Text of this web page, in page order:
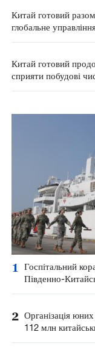
Китай готовий
глобальне
Китай готовий
сприяти побудові
1
Госпітальний
Південно-
2 Організація
112 млн